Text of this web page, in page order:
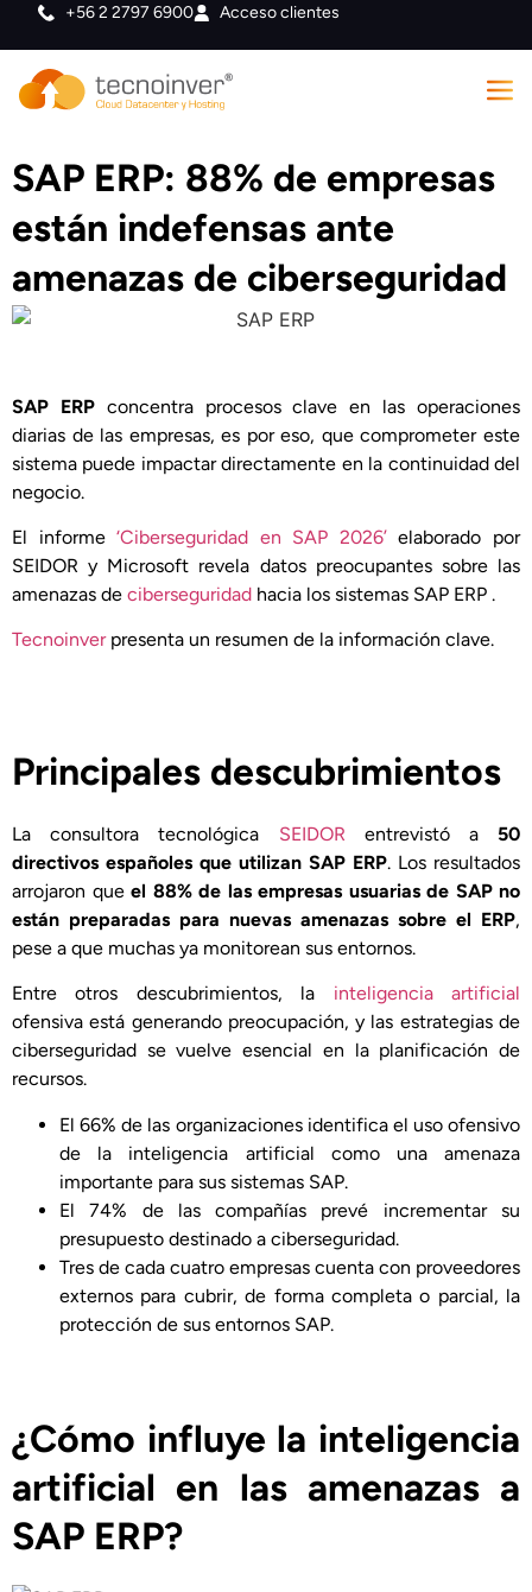
+56 2 2797 6900 Acceso clientes
SAP ERP: 88% de empresas
están indefensas ante
amenazas de ciberseguridad
SAP ERPconcentra procesos clave en las operaciones
diarias de las empresas, es por eso, que comprometer este
sistema puede impactar directamente en la continuidad del
negocio.
El informe‘Ciberseguridad en SAP 2026’elaborado por
SEIDOR y Microsoft revela datos preocupantes sobre las
amenazas de ciberseguridad hacia los sistemas SAP ERP .
Tecnoinverpresenta un resumen de la información clave.
Principales descubrimientos
La consultora tecnológica SEIDOR entrevistó a 50
directivos españoles que utilizan SAP ERP. Los resultados
arrojaron que el 88% de las empresas usuarias de SAP no
están preparadas para nuevas amenazas sobre el ERP,
pese a que muchas ya monitorean sus entornos.
Entre otros descubrimientos, la inteligencia artificial
ofensiva está generando preocupación, y las estrategias de
ciberseguridad se vuelve esencial en la planificación de
recursos.
El 66% de las organizaciones identifica el uso ofensivo
de la inteligencia artificial como una amenaza
importante para sus sistemas SAP.
El 74% de las compañías prevé incrementar su
presupuesto destinado a ciberseguridad.
Tres de cada cuatro empresas cuenta con proveedores
externos para cubrir, de forma completa o parcial, la
protección de sus entornos SAP.
¿Cómo influye la inteligencia
artificial en las amenazas a
SAP ERP?